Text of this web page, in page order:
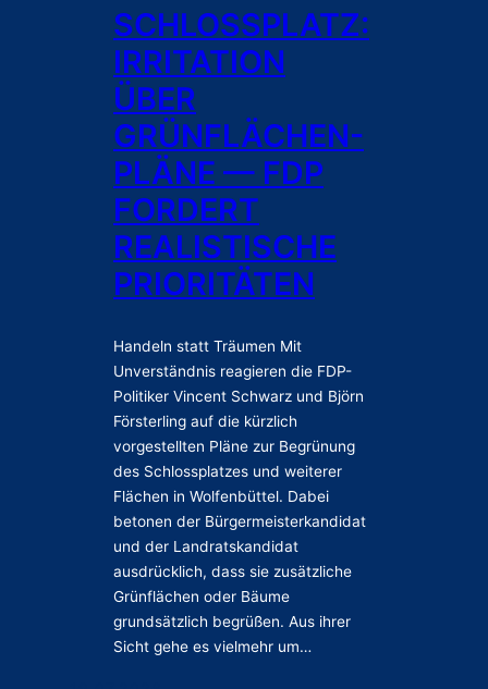
c
h
l
o
s
s
p
a
t
:
I
r
i
t
a
t
i
o
G
r
SCHLOSSPLATZ:
IRRITATION
ÜBER
GRÜNFLÄCHEN-
PLÄNE — FDP
FORDERT
REALISTISCHE
PRIORITÄTEN
Handeln statt Träumen Mit
Unverständnis reagieren die FDP-
Politiker Vincent Schwarz und Björn
Försterling auf die kürzlich
vorgestellten Pläne zur Begrünung
des Schlossplatzes und weiterer
Flächen in Wolfenbüttel. Dabei
betonen der Bürgermeisterkandidat
und der Landratskandidat
ausdrücklich, dass sie zusätzliche
Grünflächen oder Bäume
grundsätzlich begrüßen. Aus ihrer
Sicht gehe es vielmehr um…